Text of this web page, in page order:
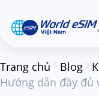
Trang chủ Blog
Hướng dẫn đầy đủ